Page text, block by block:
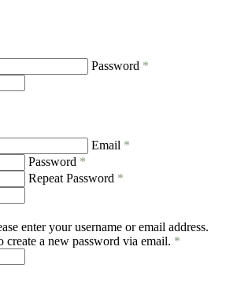
Password *
Email *
Password *
Repeat Password *
enter your username or email address.
a new password via email. *